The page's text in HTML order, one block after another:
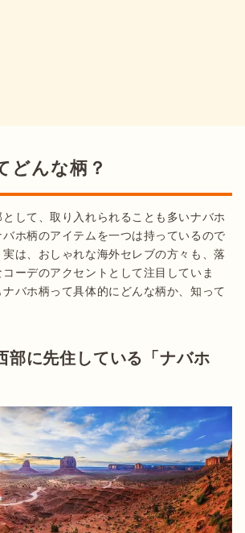
どんな柄？
して、取り入れられることも多いナバホ
ホ柄のアイテムを一つは持っているので
は、おしゃれな海外セレブの方々も、落
ーデのアクセントとして注目していま
バホ柄って具体的にどんな柄か、知って
部に先住している「ナバホ